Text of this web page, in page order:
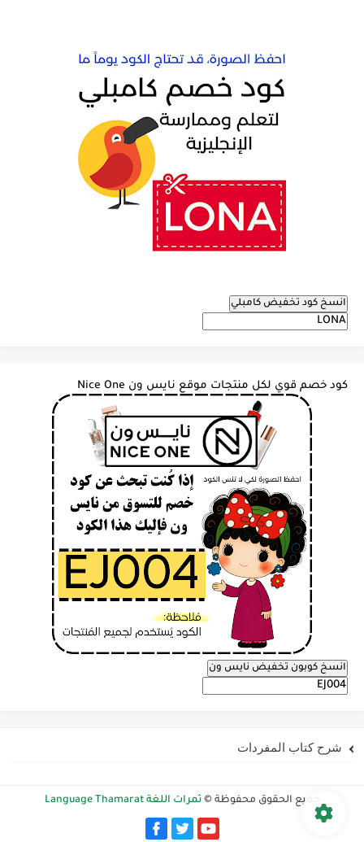
انسخ كود تخفيض كامبلي
كود خصم قوي لكل منتجات موقع نايس ون Nice One
انسخ كوبون تخفيض نايس ون
شرح كتاب المفردات
جميع الحقوق محفوظة © ثمرات اللغة Language Thamarat